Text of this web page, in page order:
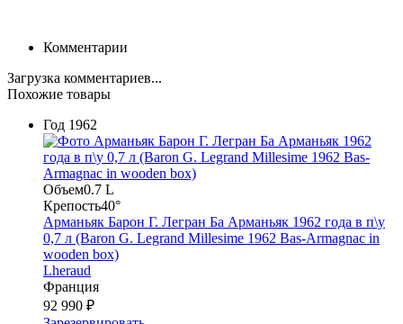
Комментарии
Загрузка комментариев...
Похожие товары
Год 1962
Объем0.7 L
Крепость40°
Арманьяк Барон Г. Легран Ба Арманьяк 1962 года в п\у
0,7 л (Baron G. Legrand Millesime 1962 Bas-Armagnac in
wooden box)
Lheraud
Франция
92 990 ₽